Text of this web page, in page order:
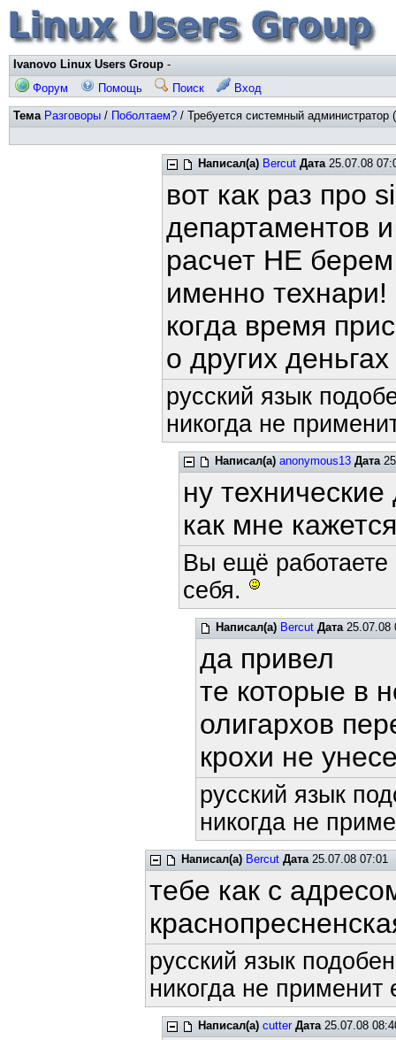
Ivanovo Linux Users Group -
Форум
Помощь Поиск Вход
Тема Разговоры / Поболтаем? / Требуется системный администратор
Написал(а) Bercut Дата25.07.08
вот как раз про
департаментов
расчет НЕ берем
именно технари!
когда время
о других
русский язык
никогда не
Написал(а) anonymous13 Дата
ну
как мне
Вы ещё
себя.
Написал(а) Bercut Дата25.07.08
да привел
те которые в
олигархов
крохи не
русский язык
никогда не
Написал(а) Bercut Дата25.07.08 07:01
тебе как с
русский язык
никогда не применит
Написал(а) cutter Дата25.07.08